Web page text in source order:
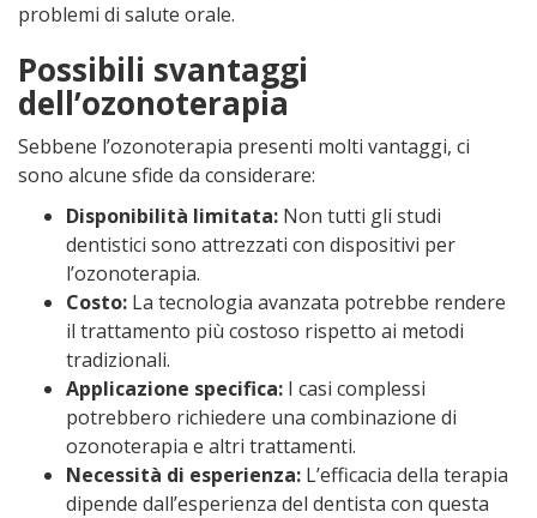
problemi di salute orale.
Possibili svantaggi
dell’ozonoterapia
Sebbene l’ozonoterapia presenti molti vantaggi, ci
sono alcune sfide da considerare:
Disponibilità limitata: Non tutti gli studi
dentistici sono attrezzati con dispositivi per
l’ozonoterapia.
Costo: La tecnologia avanzata potrebbe rendere
il trattamento più costoso rispetto ai metodi
tradizionali.
Applicazione specifica: I casi complessi
potrebbero richiedere una combinazione di
ozonoterapia e altri trattamenti.
Necessità di esperienza: L’efficacia della terapia
dipende dall’esperienza del dentista con questa